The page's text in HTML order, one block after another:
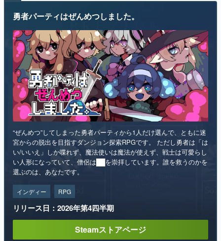
“ぜんめつ”してしまった勇者パーティから1人だけ選んで、ともに迷
宮からの脱出を目指すダンジョン探索RPGです。 ただし勇者は「は
い/いいえ」しか喋れず、魔法使いは魔法が使えず、戦士は可愛らし
選ぶのは、あなたです。
インディー RPG
リリース日：2026年第4四半期